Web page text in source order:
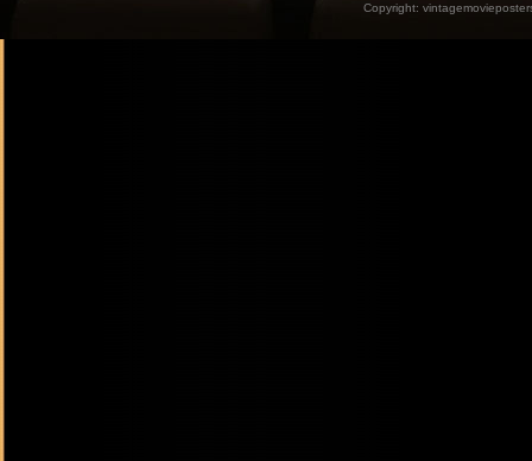
Copyright: